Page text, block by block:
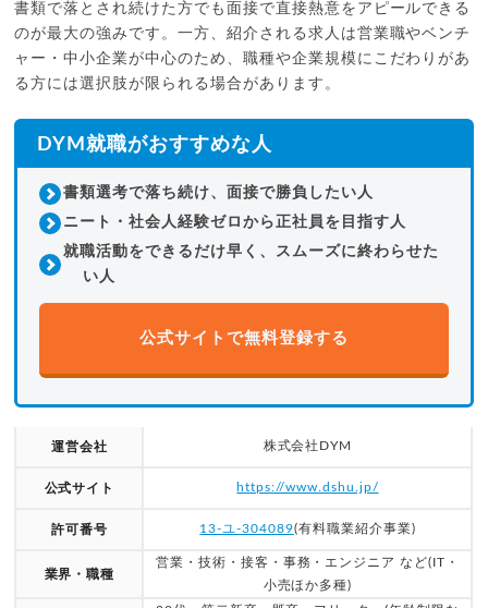
書類で落とされ続けた方でも面接で直接熱意をアピールできる
のが最大の強みです。一方、紹介される求人は営業職やベンチ
ャー・中小企業が中心のため、職種や企業規模にこだわりがあ
る方には選択肢が限られる場合があります。
DYM就職がおすすめな人
書類選考で落ち続け、面接で勝負したい人
ニート・社会人経験ゼロから正社員を目指す人
就職活動をできるだけ早く、スムーズに終わらせた
い人
公式サイトで無料登録する
運営会社 株式会社DYM
公式サイト https://www.dshu.jp/
許可番号 13-ユ-304089(有料職業紹介事業)
業界・職種
営業・技術・接客・事務・エンジニア など(IT・
小売ほか多種)